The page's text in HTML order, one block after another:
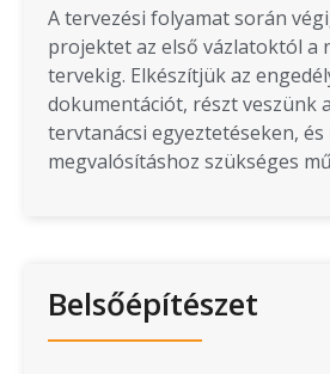
A tervezési folyamat során
projektet az első vázlatoktól a
tervekig. Elkészítjük az
dokumentációt, részt veszünk
tervtanácsi egyeztetéseken,
megvalósításhoz szükséges
Belsőépítészet